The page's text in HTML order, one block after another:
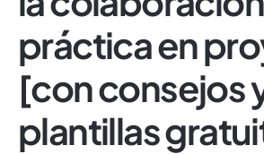
práctica en
[con consejos
plantillas